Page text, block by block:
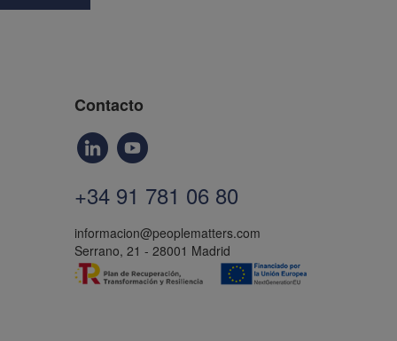
Contacto
+34 91 781 06 80
informacion@peoplematters.com
Serrano, 21 - 28001 Madrid